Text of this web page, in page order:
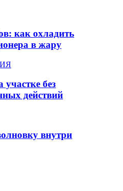
как охладить
в жару
без
действий
внутри